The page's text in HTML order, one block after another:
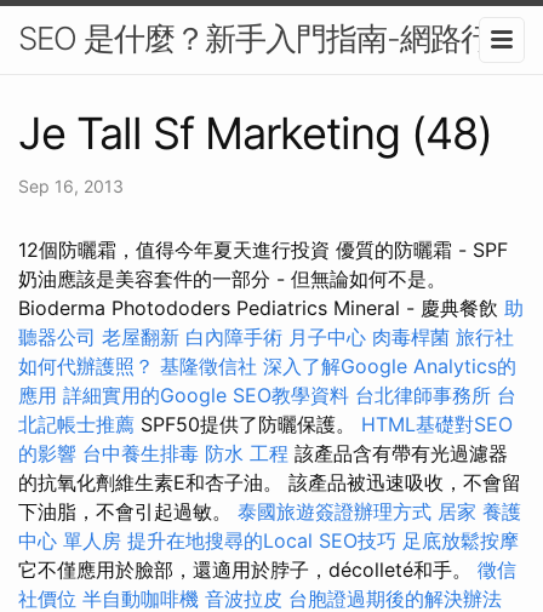
SEO 是什麼？新手入門指南-網路行銷
Je Tall Sf Marketing (48)
Sep 16, 2013
12個防曬霜，值得今年夏天進行投資 優質的防曬霜 - SPF
奶油應該是美容套件的一部分 - 但無論如何不是。
Bioderma Photododers Pediatrics Mineral - 慶典餐飲 助
聽器公司 老屋翻新 白內障手術 月子中心 肉毒桿菌 旅行社
如何代辦護照？ 基隆徵信社 深入了解Google Analytics的
應用 詳細實用的Google SEO教學資料 台北律師事務所 台
北記帳士推薦 SPF50提供了防曬保護。 HTML基礎對SEO
的影響 台中養生排毒 防水 工程 該產品含有帶有光過濾器
的抗氧化劑維生素E和杏子油。 該產品被迅速吸收，不會留
下油脂，不會引起過敏。 泰國旅遊簽證辦理方式 居家 養護
中心 單人房 提升在地搜尋的Local SEO技巧 足底放鬆按摩
它不僅應用於臉部，還適用於脖子，décolleté和手。 徵信
社價位 半自動咖啡機 音波拉皮 台胞證過期後的解決辦法